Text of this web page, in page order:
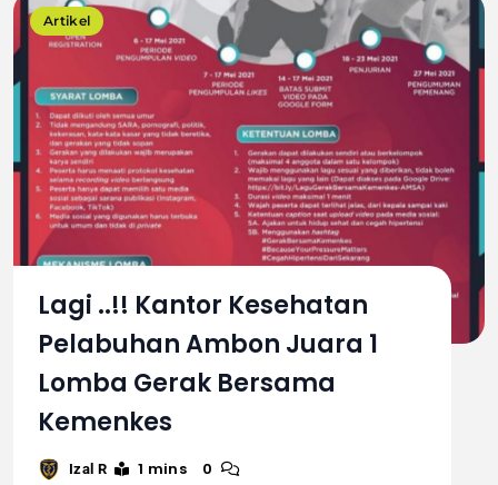
Artikel
Lagi ..!! Kantor Kesehatan
Pelabuhan Ambon Juara 1
Lomba Gerak Bersama
Kemenkes
Izal R 1 mins 0